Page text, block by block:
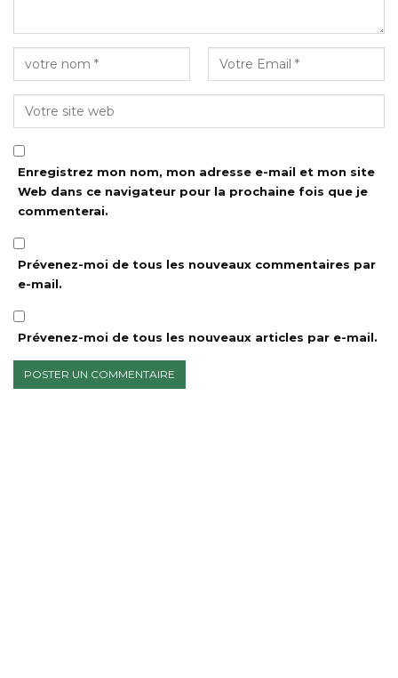
Enregistrez mon nom, mon adresse e-mail et mon site
Web dans ce navigateur pour la prochaine fois que je
commenterai.
Prévenez-moi de tous les nouveaux commentaires par
e-mail.
Prévenez-moi de tous les nouveaux articles par e-mail.